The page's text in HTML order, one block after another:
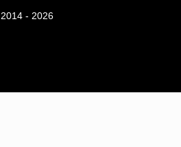
2014 - 2026